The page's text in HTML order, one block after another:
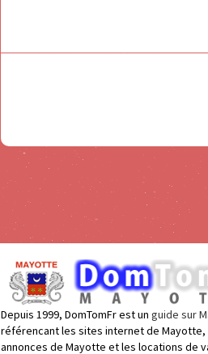
Depuis 1999, DomTomFr est un guide sur
référencant les sites internet de
annonces de Mayotte et les locations de